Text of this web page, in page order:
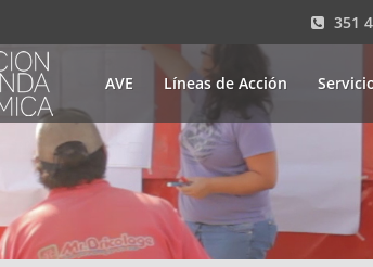
351
AVE Líneas de Acción